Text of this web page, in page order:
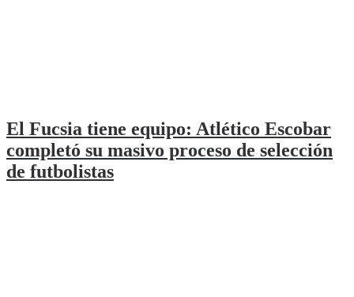
El Fucsia tiene equipo: Atlético Escobar
completó su masivo proceso de selección
de futbolistas